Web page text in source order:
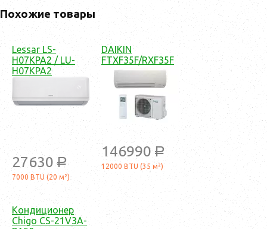
Похожие товары
Lessar LS-
H07KPA2 / LU-
H07KPA2
27630 a
7000 BTU (20 м²)
DAIKIN
FTXF35F/RXF35F
146990 a
12000 BTU (35 м²)
Кондиционер
Chigo CS-21V3A-